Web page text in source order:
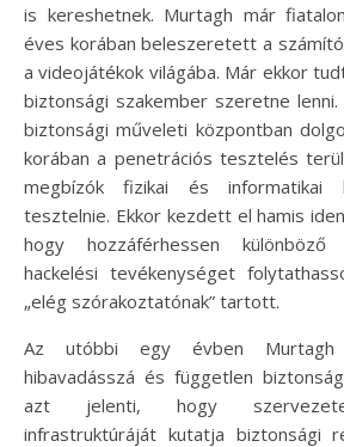
is kereshetnek. Murtagh már
éves korában beleszeretett a
a videojátékok világába. Már ekkor
biztonsági szakember szeretne
biztonsági műveleti központban
korában a penetrációs tesztelés
megbízók fizikai és informatikai
tesztelnie. Ekkor kezdett el hamis
hogy hozzáférhessen különböző
hackelési tevékenységet
„elég szórakoztatónak” tartott.
Az utóbbi egy évben Murtagh
hibavadásszá és független
azt jelenti, hogy
infrastruktúráját kutatja biztonsági